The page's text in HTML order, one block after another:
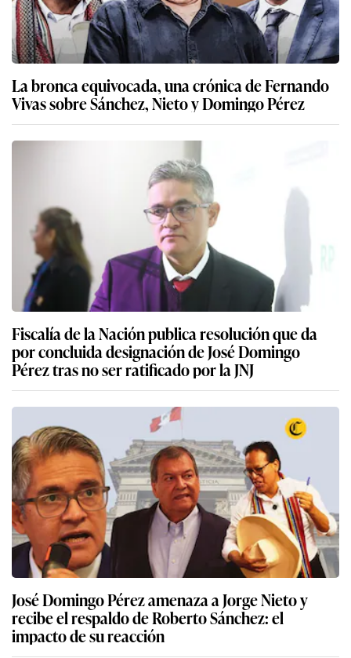
La bronca equivocada, una crónica de Fernando
Vivas sobre Sánchez, Nieto y Domingo Pérez
Fiscalía de la Nación publica resolución que da
por concluida designación de José Domingo
Pérez tras no ser ratificado por la JNJ
José Domingo Pérez amenaza a Jorge Nieto y
recibe el respaldo de Roberto Sánchez: el
impacto de su reacción